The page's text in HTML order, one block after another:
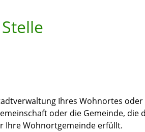
Ihres Wohnortes oder
oder die Gemeinde, die
Ihre Wohnortgemeinde erfüllt.